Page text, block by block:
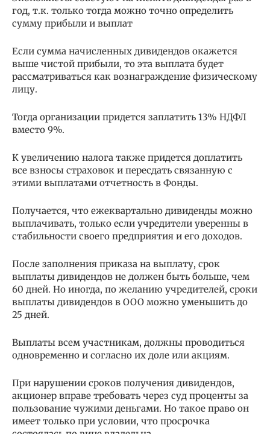
год, т.к. только тогда можно точно определить
сумму прибыли и выплат
Если сумма начисленных дивидендов окажется
выше чистой прибыли, то эта выплата будет
рассматриваться как вознаграждение физическому
лицу.
Тогда организации придется заплатить 13% НДФЛ
вместо 9%.
К увеличению налога также придется доплатить
все взносы страховок и пересдать связанную с
этими выплатами отчетность в Фонды.
Получается, что ежеквартально дивиденды можно
выплачивать, только если учредители уверенны в
стабильности своего предприятия и его доходов.
После заполнения приказа на выплату, срок
выплаты дивидендов не должен быть больше, чем
60 дней. Но иногда, по желанию учредителей, сроки
выплаты дивидендов в ООО можно уменьшить до
25 дней.
Выплаты всем участникам, должны проводиться
одновременно и согласно их доле или акциям.
При нарушении сроков получения дивидендов,
акционер вправе требовать через суд проценты за
пользование чужими деньгами. Но такое право он
имеет только при условии, что просрочка